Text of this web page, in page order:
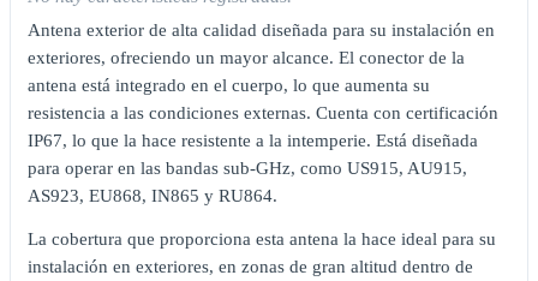
Antena exterior de alta calidad diseñada para su instalación en
exteriores, ofreciendo un mayor alcance. El conector de la
antena está integrado en el cuerpo, lo que aumenta su
resistencia a las condiciones externas. Cuenta con certificación
IP67, lo que la hace resistente a la intemperie. Está diseñada
para operar en las bandas sub-GHz, como US915, AU915,
AS923, EU868, IN865 y RU864.
La cobertura que proporciona esta antena la hace ideal para su
instalación en exteriores, en zonas de gran altitud dentro de